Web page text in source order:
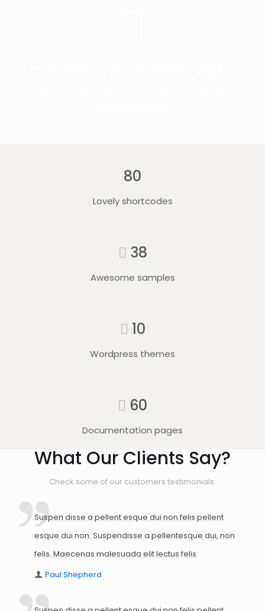
80
Lovely shortcodes
38
Awesome samples
10
Wordpress themes
60
Documentation pages
What Our Clients Say?
Check some of our customers testimonials:
Suspen disse a pellent esque dui non felis pellent
esque dui non. Suspendisse a pellentesque dui, non
felis. Maecenas malesuada elit lectus felis
Paul Shepherd